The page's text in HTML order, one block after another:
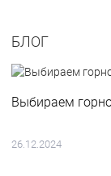
БЛОГ
Выбираем
26.12.2024